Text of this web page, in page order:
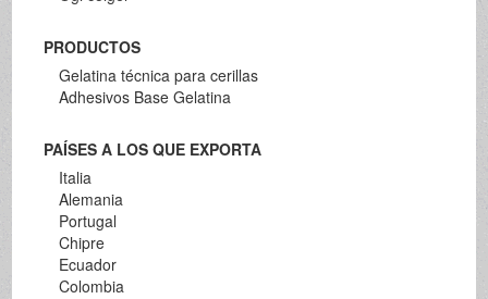
PRODUCTOS
Gelatina técnica para cerillas
Adhesivos Base Gelatina
PAÍSES A LOS QUE EXPORTA
Italia
Alemania
Portugal
Chipre
Ecuador
Colombia